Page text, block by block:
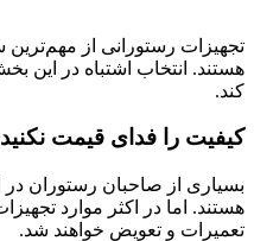
تجهیزات رستورانی از
هستند. انتخاب اشتباه در این
کند.
کیفیت را فدای قیمت نکنید
بسیاری از صاحبان رستوران در
هستند. اما در اکثر موارد
تعمیرات و تعویض خواهند شد.